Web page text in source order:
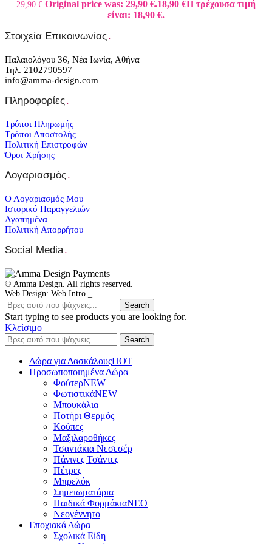
29,90€ Original price was: 29,90 €.18,90 €Η τρέχουσα τιμή
είναι: 18,90 €.
Στοιχεία Επικοινωνίας.
Παλαιολόγου 36, Νέα Ιωνία, Αθήνα
Τηλ. 2102790597
info@amma-design.com
Πληροφορίες.
Τρόποι Πληρωμής
Τρόποι Αποστολής
Πολιτική Επιστροφών
Όροι Χρήσης
Λογαριασμός.
Ο Λογαριασμός Μου
Ιστορικό Παραγγελιών
Αγαπημένα
Πολιτική Απορρήτου
Social Media.
© Amma Design. All rights reserved.
Web Design: Web Intro _
Search
Start typing to see products you are looking for.
Κλείσιμο
Search
Δώρα για ΔασκάλουςHOT
Προσωποποιημένα Δώρα
ΦούτερNEW
ΦωτιστικάNEW
Μπουκάλια
Ποτήρι Θερμός
Κούπες
Μαξιλαροθήκες
Τσαντάκια Νεσεσέρ
Πάνινες Τσάντες
Πέτρες
Μπρελόκ
Σημειωματάρια
Παιδικά ΦορμάκιαNEO
Νεογέννητο
Εποχιακά Δώρα
Σχολικά Είδη